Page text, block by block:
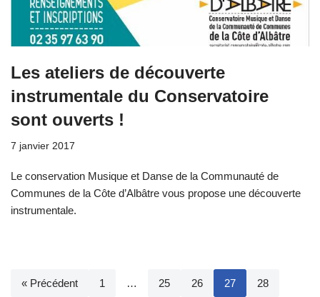
Les ateliers de découverte
instrumentale du Conservatoire
sont ouverts !
7 janvier 2017
Le conservation Musique et Danse de la Communauté de
Communes de la Côte d’Albâtre vous propose une découverte
instrumentale.
« Précédent 1 … 25 26 27 28